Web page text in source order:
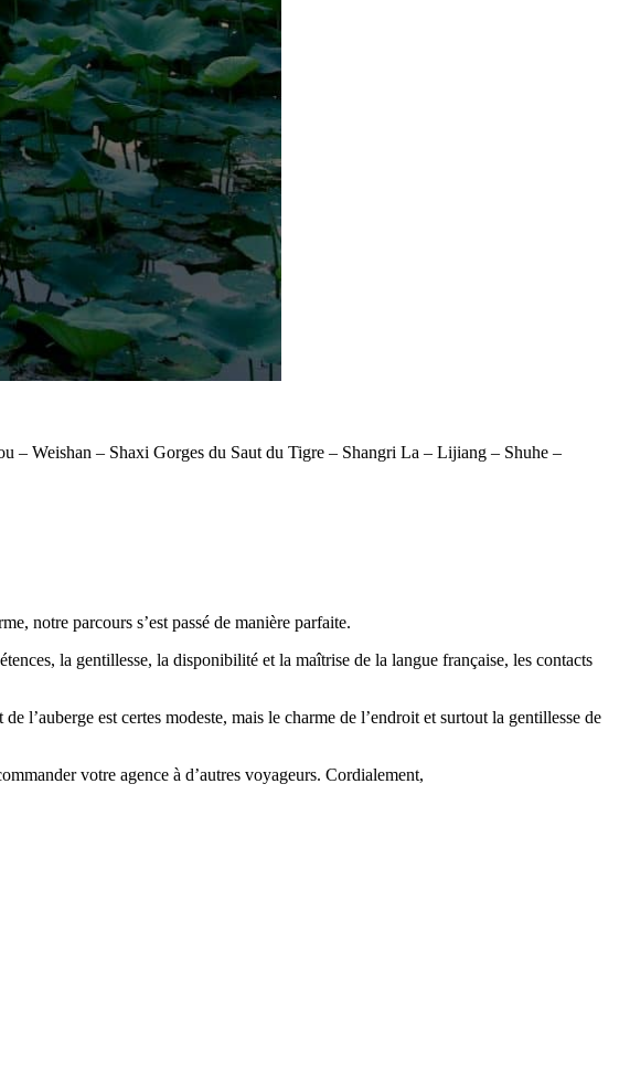
Weishan – Shaxi Gorges du Saut du Tigre – Shangri La – Lijiang – Shuhe –
notre parcours s’est passé de manière parfaite.
la gentillesse, la disponibilité et la maîtrise de la langue française, les contacts
l’auberge est certes modeste, mais le charme de l’endroit et surtout la gentillesse de
votre agence à d’autres voyageurs. Cordialement,